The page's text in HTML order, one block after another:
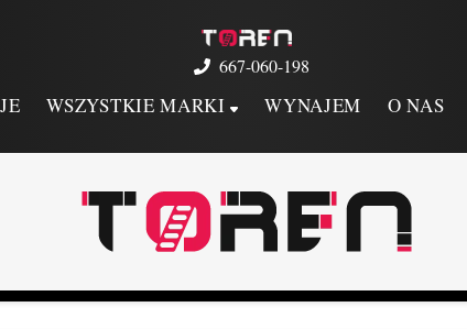
667-060-198
WSZYSTKIE MARKI WYNAJEM O NAS